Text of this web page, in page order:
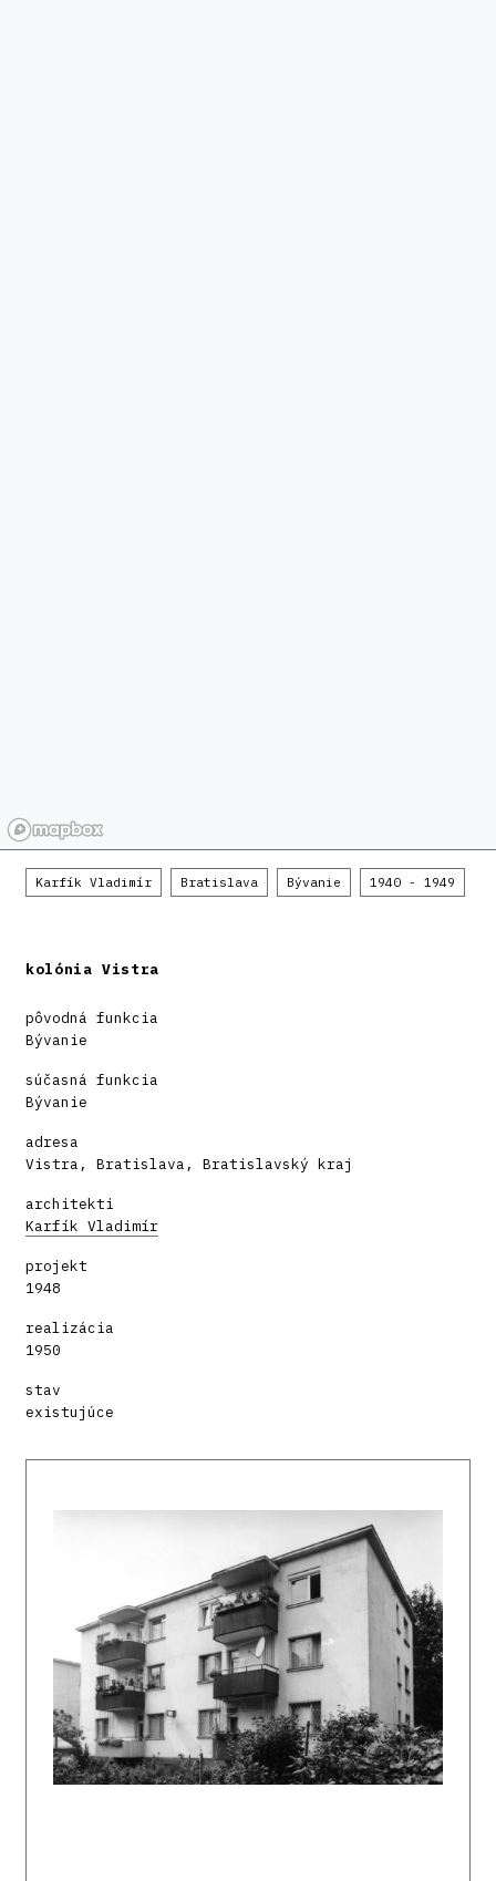
Karfík Vladimír Bratislava Bývanie 1940 - 1949
kolónia Vistra
pôvodná funkcia
Bývanie
súčasná funkcia
Bývanie
adresa
Vistra, Bratislava, Bratislavský kraj
architekti
Karfík Vladimír
projekt
1948
realizácia
1950
stav
existujúce